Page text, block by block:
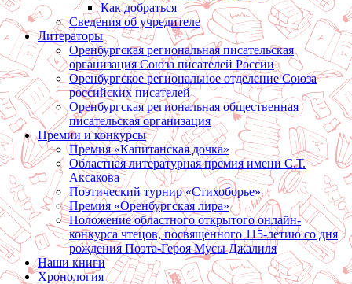
Как добраться
Сведения об учредителе
Литераторы
Оренбургская региональная писательская
организация Союза писателей России
Оренбургское региональное отделение Союза
российских писателей
Оренбургская региональная общественная
писательская организация
Премии и конкурсы
Премия «Капитанская дочка»
Областная литературная премия имени С.Т.
Аксакова
Поэтический турнир «Стихоборье»
Премия «Оренбургская лира»
Положение областного открытого онлайн-
конкурса чтецов, посвященного 115-летию со дня
рождения Поэта-Героя Мусы Джалиля
Наши книги
Хронология